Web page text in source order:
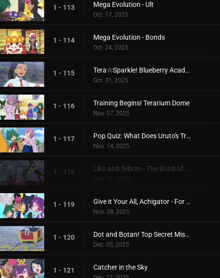
1 - 113 Mega Evolution - Ult
Oct. 17, 2025
1 - 114 Mega Evolution - Bonds
Oct. 24, 2025
1 - 115 Tera☆Sparkle! Blueberry Academy
Oct. 31, 2025
1 - 116 Training Begins! Terarium Dome
Nov. 07, 2025
1 - 117 Pop Quiz: What Does Uruto's Training Involve?
Nov. 14, 2025
1 - 118
1 - 119 Give it Your All, Achigator - For the Sake of Tomorrow
Nov. 28, 2025
1 - 120 Dot and Botan! Top Secret Mission
Dec. 05, 2025
1 - 121 Catcher in the Sky